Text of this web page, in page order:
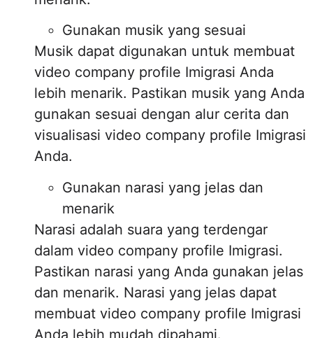
Gunakan musik yang sesuai
Musik dapat digunakan untuk membuat
video company profile Imigrasi Anda
lebih menarik. Pastikan musik yang Anda
gunakan sesuai dengan alur cerita dan
visualisasi video company profile Imigrasi
Anda.
Gunakan narasi yang jelas dan
menarik
Narasi adalah suara yang terdengar
dalam video company profile Imigrasi.
Pastikan narasi yang Anda gunakan jelas
dan menarik. Narasi yang jelas dapat
membuat video company profile Imigrasi
Anda lebih mudah dipahami.